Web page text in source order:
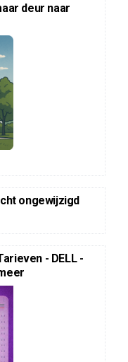
deur naar
ongewijzigd
- DELL -